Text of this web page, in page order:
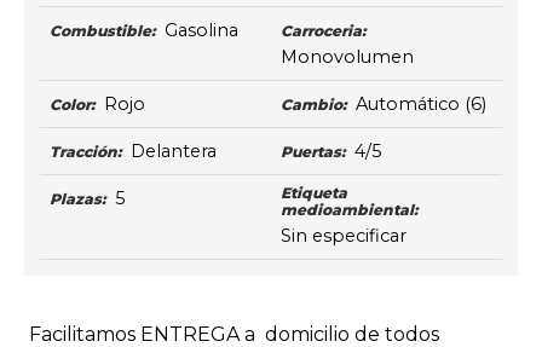
Combustible: Gasolina Carroceria:
Monovolumen
Color: Rojo Cambio: Automático (6)
Tracción: Delantera Puertas: 4/5
Plazas: 5
Etiqueta
medioambiental:
Sin especificar
Facilitamos ENTREGA a domicilio de todos